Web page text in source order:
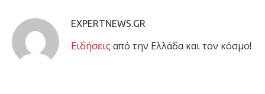
EXPERTNEWS.GR
Eιδήσεις από την Ελλάδα και τον κόσμο!